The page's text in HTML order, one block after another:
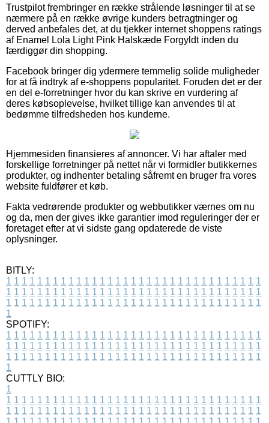
Trustpilot frembringer en række strålende løsninger til at se
nærmere på en række øvrige kunders betragtninger og
derved anbefales det, at du tjekker internet shoppens ratings
af Enamel Lola Light Pink Halskæde Forgyldt inden du
færdiggør din shopping.
Facebook bringer dig ydermere temmelig solide muligheder
for at få indtryk af e-shoppens popularitet. Foruden det er der
en del e-forretninger hvor du kan skrive en vurdering af
deres købsoplevelse, hvilket tillige kan anvendes til at
bedømme tilfredsheden hos kunderne.
Hjemmesiden finansieres af annoncer. Vi har aftaler med
forskellige forretninger på nettet når vi formidler butikkernes
produkter, og indhenter betaling såfremt en bruger fra vores
website fuldfører et køb.
Fakta vedrørende produkter og webbutikker værnes om nu
og da, men der gives ikke garantier imod reguleringer der er
foretaget efter at vi sidste gang opdaterede de viste
oplysninger.
BITLY:
1 1 1 1 1 1 1 1 1 1 1 1 1 1 1 1 1 1 1 1 1 1 1 1 1 1 1 1 1 1 1 1 1
1 1 1 1 1 1 1 1 1 1 1 1 1 1 1 1 1 1 1 1 1 1 1 1 1 1 1 1 1 1 1 1 1
1 1 1 1 1 1 1 1 1 1 1 1 1 1 1 1 1 1 1 1 1 1 1 1 1 1 1 1 1 1 1 1 1
1
SPOTIFY:
1 1 1 1 1 1 1 1 1 1 1 1 1 1 1 1 1 1 1 1 1 1 1 1 1 1 1 1 1 1 1 1 1
1 1 1 1 1 1 1 1 1 1 1 1 1 1 1 1 1 1 1 1 1 1 1 1 1 1 1 1 1 1 1 1 1
1 1 1 1 1 1 1 1 1 1 1 1 1 1 1 1 1 1 1 1 1 1 1 1 1 1 1 1 1 1 1 1 1
1
CUTTLY BIO:
1
1 1 1 1 1 1 1 1 1 1 1 1 1 1 1 1 1 1 1 1 1 1 1 1 1 1 1 1 1 1 1 1 1
1 1 1 1 1 1 1 1 1 1 1 1 1 1 1 1 1 1 1 1 1 1 1 1 1 1 1 1 1 1 1 1 1